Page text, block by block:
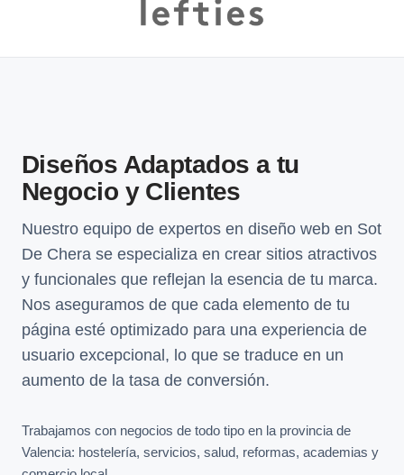
Diseños Adaptados a tu
Negocio y Clientes
Nuestro equipo de expertos en diseño web en Sot
De Chera se especializa en crear sitios atractivos
y funcionales que reflejan la esencia de tu marca.
Nos aseguramos de que cada elemento de tu
página esté optimizado para una experiencia de
usuario excepcional, lo que se traduce en un
aumento de la tasa de conversión.
Trabajamos con negocios de todo tipo en la provincia de
Valencia: hostelería, servicios, salud, reformas, academias y